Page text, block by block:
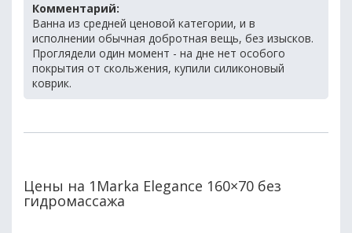
Комментарий:
Ванна из средней ценовой категории, и в
исполнении обычная добротная вещь, без изысков.
Проглядели один момент - на дне нет особого
покрытия от скольжения, купили силиконовый
коврик.
Цены на 1Marka Elegance 160×70 без
гидромассажа